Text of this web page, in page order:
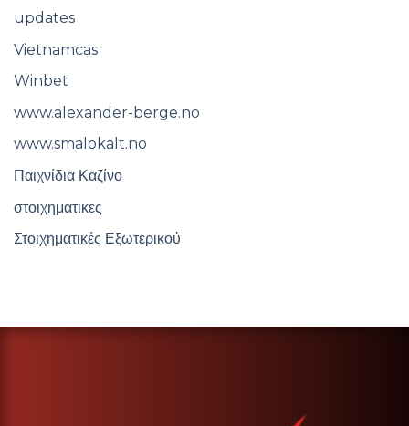
updates
Vietnamcas
Winbet
www.alexander-berge.no
www.smalokalt.no
Παιχνίδια Καζίνο
στοιχηματικες
Στοιχηματικές Εξωτερικού